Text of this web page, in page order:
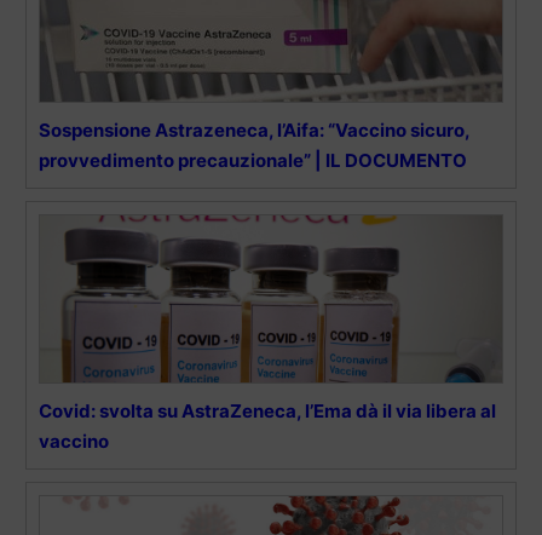
Sospensione Astrazeneca, l’Aifa: “Vaccino sicuro,
provvedimento precauzionale” | IL DOCUMENTO
Covid: svolta su AstraZeneca, l’Ema dà il via libera al
vaccino